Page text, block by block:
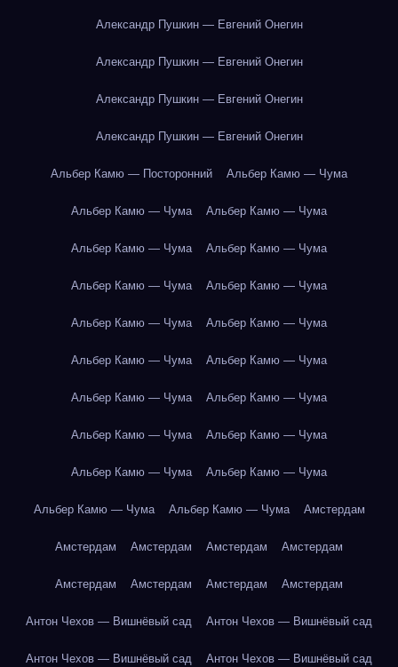
Александр Пушкин — Евгений Онегин
Александр Пушкин — Евгений Онегин
Александр Пушкин — Евгений Онегин
Александр Пушкин — Евгений Онегин
Альбер Камю — Посторонний Альбер Камю — Чума
Альбер Камю — Чума Альбер Камю — Чума
Альбер Камю — Чума Альбер Камю — Чума
Альбер Камю — Чума Альбер Камю — Чума
Альбер Камю — Чума Альбер Камю — Чума
Альбер Камю — Чума Альбер Камю — Чума
Альбер Камю — Чума Альбер Камю — Чума
Альбер Камю — Чума Альбер Камю — Чума
Альбер Камю — Чума Альбер Камю — Чума
Альбер Камю — Чума Альбер Камю — Чума Амстердам
Амстердам Амстердам Амстердам Амстердам
Амстердам Амстердам Амстердам Амстердам
Антон Чехов — Вишнёвый сад Антон Чехов — Вишнёвый сад
Антон Чехов — Вишнёвый сад Антон Чехов — Вишнёвый сад